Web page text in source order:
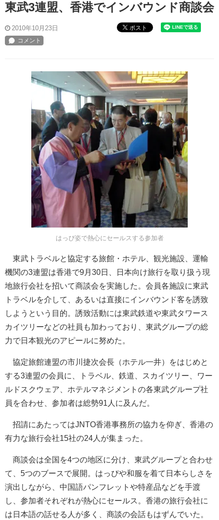
東武3連盟、香港でインバウンド商談会
2010年10月23日 ポスト
はっぴ姿で熱心にセールスする参加者
東武トラベルと協定する旅館・ホテル、観光施設、運輸
機関の3連盟は香港で9月30日、日本向け旅行を取り扱う現
地旅行会社を招いて商談会を実施した。会員各施設に東武
トラベルを介して、あるいは直接にインバウンド客を誘致
しようという目的。誘致活動には東武鉄道や東武タワース
カイツリーなどの社員も加わっており、東武グループの総
力で日本観光のアピールに努めた。
協定旅館連盟の市川捷次会長（ホテル一井）をはじめと
する3連盟の会員に、トラベル、鉄道、スカイツリー、ワー
ルドスクウェア、ホテルマネジメントの各東武グループ社
員を合わせ、参加者は総勢91人に及んだ。
招請にあたってはJNTO香港事務所の協力を仰ぎ、香港の
有力な旅行会社15社の24人が集まった。
商談会は全国を4つの地区に分け、東武グループと合わせ
て、5つのブースで展開。はっぴや和服を着て日本らしさを
演出しながら、中国語パンフレットや特産品などを手渡
し、参加者それぞれが熱心にセールス。香港の旅行会社に
は日本語の話せる人が多く、商談の会話もはずんでいた。